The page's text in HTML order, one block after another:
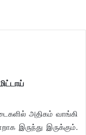
அதிகம் வாங்கி
இருந்து இருக்கும்.